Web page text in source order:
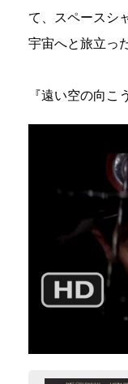
て、スペースシ
宇宙へと旅立っ
『遠い空の向こ